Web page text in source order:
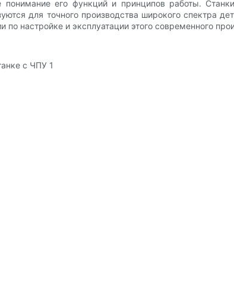
его функций и принципов работы.
для точного производства широкого спектра
настройке и эксплуатации этого современного